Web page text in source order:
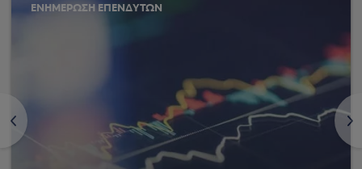
<
ΕΝΗΜΕΡΩΣΗ ΕΠΕΝΔΥΤΩΝ
>